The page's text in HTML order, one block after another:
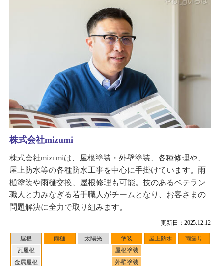
更新日：2025.12.12
屋根
瓦屋根
金属屋根
雨樋 太陽光
塗装
屋根塗装
外壁塗装
屋上防水 雨漏り
株式会社mizumi
株式会社mizumiは、屋根塗装・外壁塗装、各種修理や、
屋上防水等の各種防水工事を中心に手掛けています。雨
樋塗装や雨樋交換、屋根修理も可能。技のあるベテラン
職人と力みなぎる若手職人がチームとなり、お客さまの
問題解決に全力で取り組みます。